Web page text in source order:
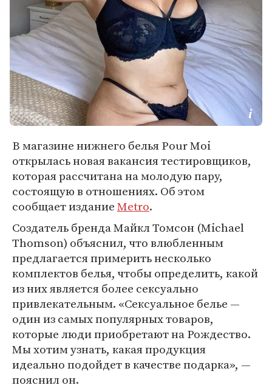
В магазине нижнего белья Pour Moi
открылась новая вакансия тестировщиков,
которая рассчитана на молодую пару,
состоящую в отношениях. Об этом
сообщает изданиеMetro.
Создатель бренда Майкл Томсон (Michael
Thomson) объяснил, что влюбленным
предлагается примерить несколько
комплектов белья, чтобы определить, какой
из них является более сексуально
привлекательным. «Сексуальное белье —
один из самых популярных товаров,
которые люди приобретают на Рождество.
Мы хотим узнать, какая продукция
идеально подойдет в качестве подарка», —
пояснил он.